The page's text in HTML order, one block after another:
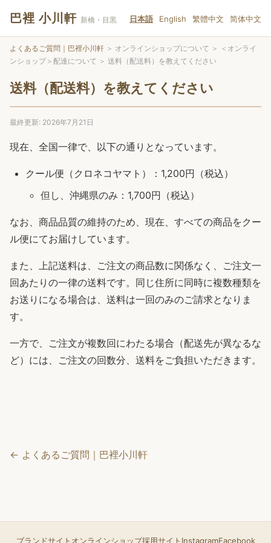
巴裡 小川軒 新橋・目黒 日本語 English 繁體中文 简体中文
よくあるご質問｜巴裡小川軒 ＞ オンラインショップについて ＞ ＜オンライ
ンショップ＞配達について ＞ 送料（配送料）を教えてください
送料（配送料）を教えてください
最終更新: 2026年7月21日
現在、全国一律で、以下の通りとなっています。
クール便（クロネコヤマト）：1,200円（税込）
但し、沖縄県のみ：1,700円（税込）
なお、商品品質の維持のため、現在、すべての商品をクー
ル便にてお届けしています。
また、上記送料は、ご注文の商品数に関係なく、ご注文一
回あたりの一律の送料です。同じ住所に同時に複数種類を
お送りになる場合は、送料は一回のみのご請求となりま
す。
一方で、ご注文が複数回にわたる場合（配送先が異なるな
ど）には、ご注文の回数分、送料をご負担いただきます。
← よくあるご質問｜巴裡小川軒
ブランドサイト オンラインショップ採用サイト InstagramFacebook